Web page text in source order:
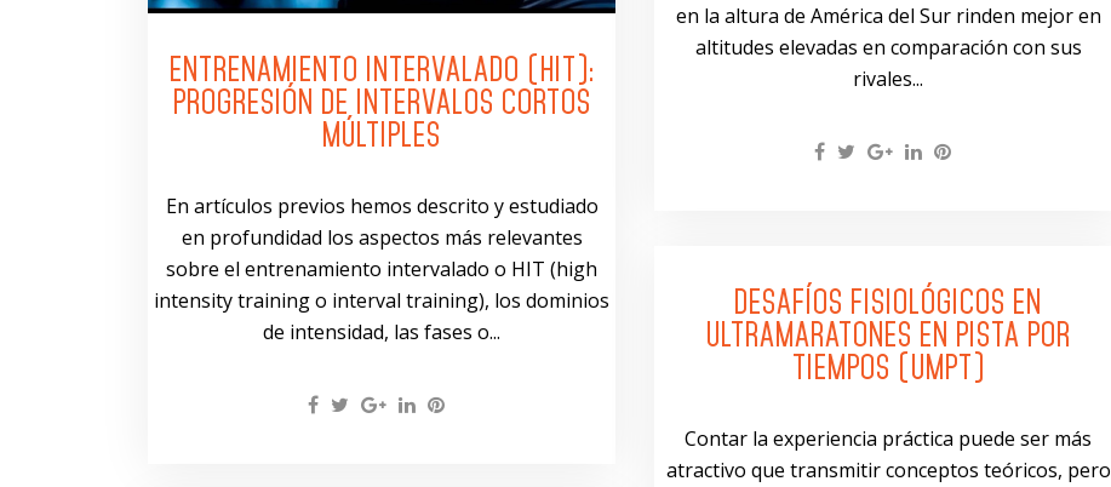
ENTRENAMIENTO INTERVALADO (HIT):
PROGRESIÓN DE INTERVALOS CORTOS
MÚLTIPLES
En artículos previos hemos descrito y estudiado
en profundidad los aspectos más relevantes
sobre el entrenamiento intervalado o HIT (high
intensity training o interval training), los dominios
de intensidad, las fases o...
en la altura de América del Sur rinden mejor en
altitudes elevadas en comparación con sus
rivales...
DESAFÍOS FISIOLÓGICOS EN
ULTRAMARATONES EN PISTA POR
TIEMPOS (UMPT)
Contar la experiencia práctica puede ser más
atractivo que transmitir conceptos teóricos, pero